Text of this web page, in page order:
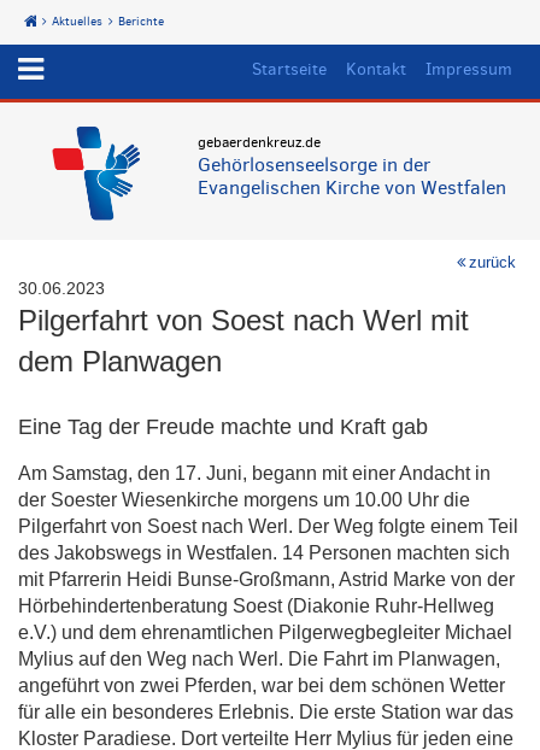
Start
Aktuelles Berichte
Startseite Kontakt Impressum
gebaerdenkreuz.de
Gehörlosenseelsorge in der
Evangelischen Kirche von Westfalen
zurück
30.06.2023
Pilgerfahrt von Soest nach Werl mit
dem Planwagen
Eine Tag der Freude machte und Kraft gab
Am Samstag, den 17. Juni, begann mit einer Andacht in
der Soester Wiesenkirche morgens um 10.00 Uhr die
Pilgerfahrt von Soest nach Werl. Der Weg folgte einem Teil
des Jakobswegs in Westfalen. 14 Personen machten sich
mit Pfarrerin Heidi Bunse-Großmann, Astrid Marke von der
Hörbehindertenberatung Soest (Diakonie Ruhr-Hellweg
e.V.) und dem ehrenamtlichen Pilgerwegbegleiter Michael
Mylius auf den Weg nach Werl. Die Fahrt im Planwagen,
angeführt von zwei Pferden, war bei dem schönen Wetter
für alle ein besonderes Erlebnis. Die erste Station war das
Kloster Paradiese. Dort verteilte Herr Mylius für jeden eine